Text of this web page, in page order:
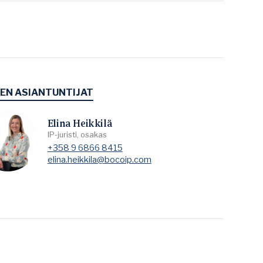
ASIANTUNTIJAT
Elina Heikkilä
IP-juristi, osakas
+358 9 6866 8415
elina.heikkila@bocoip.com